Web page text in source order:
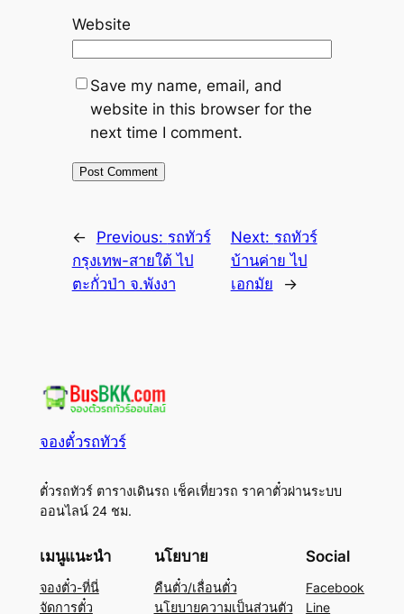
Website
Save my name, email, and
website in this browser for the
next time I comment.
← Previous: รถทัวร์
กรุงเทพ-สายใต้ ไป
ตะกั่วป่า จ.พังงา
Next: รถทัวร์
บ้านค่าย ไป
เอกมัย
→
จองตั๋วรถทัวร์
ตั๋วรถทัวร์ ตารางเดินรถ เช็คเที่ยวรถ ราคาตั๋วผ่านระบบ
ออนไลน์ 24 ชม.
เมนูแนะนำ
จองตั๋ว-ที่นี่
จัดการตั๋ว
นโยบาย
คืนตั๋ว/เลื่อนตั๋ว
นโยบายความเป็นส่วนตัว
Social
Facebook
Line